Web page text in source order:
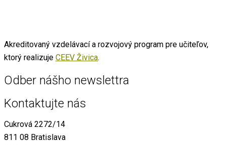
Akreditovaný vzdelávací a rozvojový program pre učiteľov,
ktorý realizuje CEEV Živica.
Odber nášho newslettra
Kontaktujte nás
Cukrová 2272/14
811 08 Bratislava